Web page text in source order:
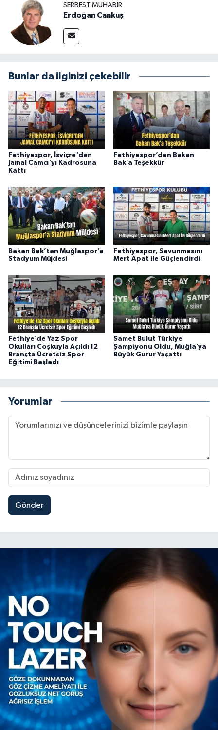
SERBEST MUHABIR
Erdoğan Cankuş
Bunlar da ilginizi çekebilir
Fethiyespor, İsviçre'den
Jamal Camcı'yı Kadrosuna
Kattı
Fethiyespor’dan Bakan
Bak’a Teşekkür
Bakan Bak’tan Muğlaspor’a
Stadyum Müjdesi
Fethiyespor, Savunmasını
Mert Apat ile Güçlendirdi
Fethiye’de Yaz Spor
Okulları Coşkuyla Açıldı 12
Branşta Ücretsiz Spor
Eğitimi Başladı
Samet Bulut Türkiye
Şampiyonu Oldu, Muğla’ya
Büyük Gurur Yaşattı
Yorumlar
Gönder